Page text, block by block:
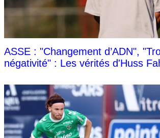
ASSE : "Changement d’ADN",
négativité" : Les vérités d'Huss